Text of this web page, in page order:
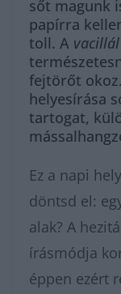
sőt magunk
papírra
toll. A vacillál
fejtörőt
helyesírása
tartogat,
Ez a napi
döntsd el:
alak? A
írásmódja
éppen ezért